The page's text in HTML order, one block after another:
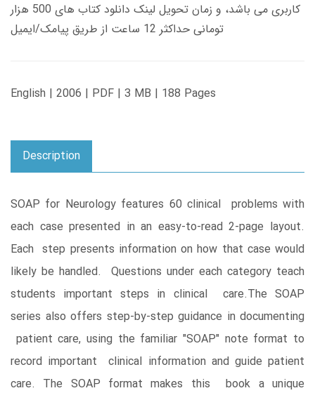
کاربری می باشد، و زمان تحویل لینک دانلود کتاب های 500 هزار
تومانی حداکثر 12 ساعت از طریق پیامک/ایمیل
English | 2006 | PDF | 3 MB | 188 Pages
Description
SOAP for Neurology features 60 clinical problems with
each case presented in an easy-to-read 2-page layout.
Each step presents information on how that case would
likely be handled. Questions under each category teach
students important steps in clinical care.The SOAP
series also offers step-by-step guidance in documenting
patient care, using the familiar "SOAP" note format to
record important clinical information and guide patient
care. The SOAP format makes this book a unique